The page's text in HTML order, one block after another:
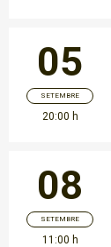
05
SETEMBRE
20:00 h
08
SETEMBRE
11:00 h